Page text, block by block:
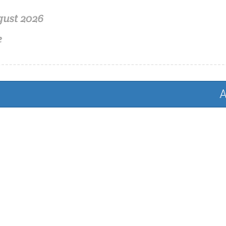
2026